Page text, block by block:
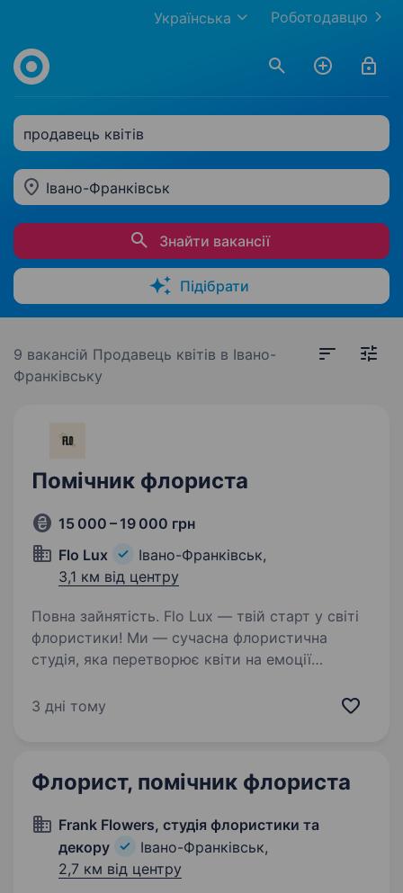
Роботодавцю
Українська
продавець квітів
Івано-Франківськ
Знайти вакансії
Підібрати
9 вакансій Продавець квітів в Івано-
Франківську
Помічник флориста
15 000 – 19 000 грн
Flo Lux
Івано-Франківськ,
3,1 км від центру
Повна зайнятість. Flo Lux — твій старт у світі
флористики! Ми — сучасна флористична
студія, яка перетворює квіти на емоції
може проявити креативність і навчитися
3 дні тому
Флорист, помічник флориста
Frank Flowers, студія флористики та
декору
Івано-Франківськ,
2,7 км від центру